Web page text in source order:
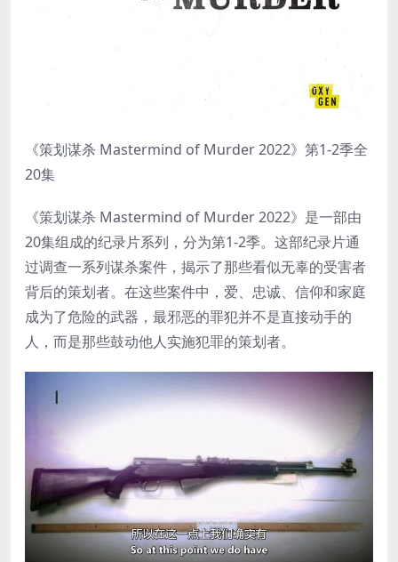
《策划谋杀 Mastermind of Murder 2022》第1-2季全
20集
《策划谋杀 Mastermind of Murder 2022》是一部由
20集组成的纪录片系列，分为第1-2季。这部纪录片通
过调查一系列谋杀案件，揭示了那些看似无辜的受害者
背后的策划者。在这些案件中，爱、忠诚、信仰和家庭
成为了危险的武器，最邪恶的罪犯并不是直接动手的
人，而是那些鼓动他人实施犯罪的策划者。